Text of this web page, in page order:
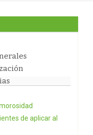
de aplicar al